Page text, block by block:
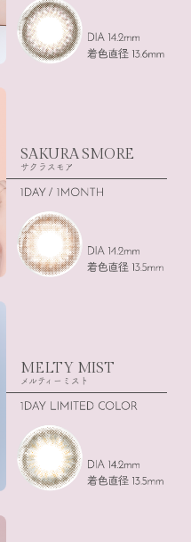
SAKURA SMORE
サクラスモア
MELTY MIST
メルティーミスト